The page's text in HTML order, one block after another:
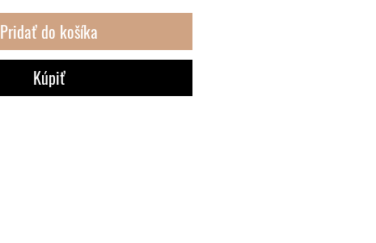
Pridať do košíka
Kúpiť